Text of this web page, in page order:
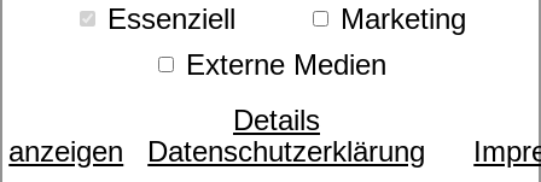
Essenziell
Marketing
Externe Medien
Details
anzeigen
Datenschutzerklärung
Sortierung nach